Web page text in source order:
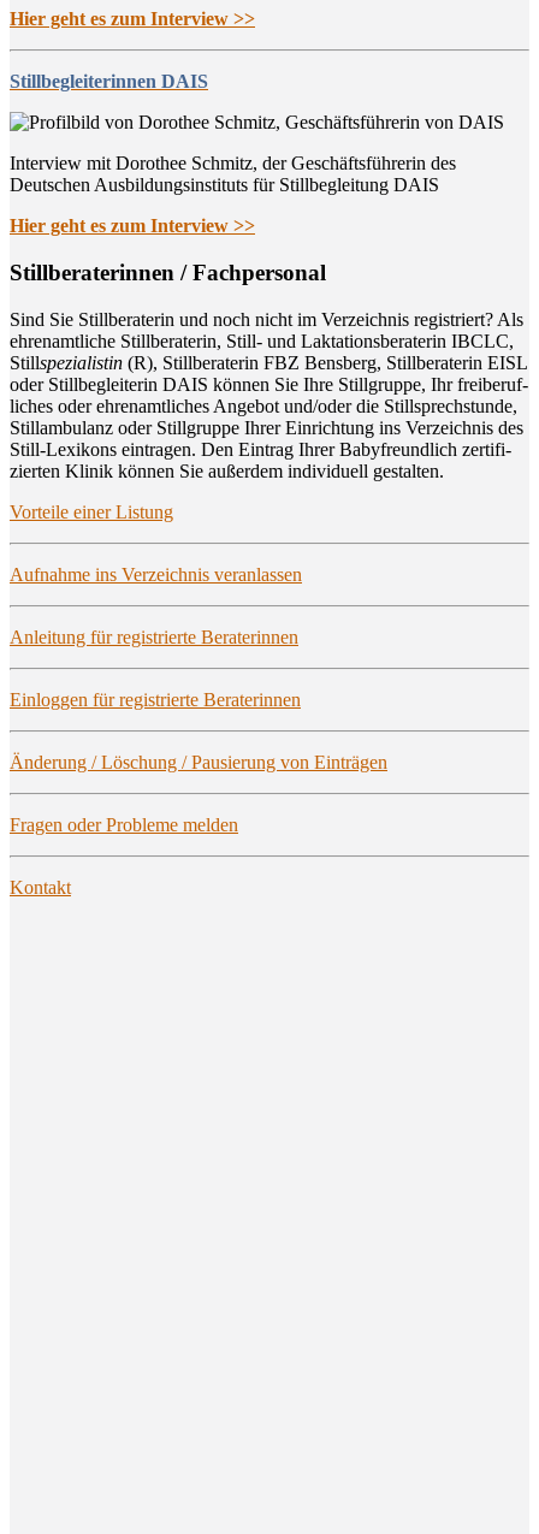
Hier geht es zum Interview >>
Stillbegleiterinnen DAIS
Interview mit Dorothee Schmitz, der Geschäftsführerin des
Deutschen Ausbildungsinstituts für Stillbegleitung DAIS
Hier geht es zum Interview >>
Still­be­ra­te­rin­nen / Fachpersonal
Sind Sie Still­be­ra­te­rin und noch nicht im Ver­zeich­nis regis­triert? Als
ehren­amt­li­che Still­be­ra­te­rin, Still- und Lak­ta­ti­ons­be­ra­te­rin IBCLC,
Stillspe­zia­lis­tin (R), Still­be­ra­te­rin FBZ Bens­berg, Still­be­ra­te­rin EISL
oder Still­be­glei­te­rin DAIS kön­nen Sie Ihre Still­grup­pe, Ihr frei­be­ruf­
li­ches oder ehren­amt­li­ches Ange­bot und/oder die Still­sprech­stun­de,
Still­am­bu­lanz oder Still­grup­pe Ihrer Ein­rich­tung ins Ver­zeich­nis des
Still-Lexi­kons ein­tra­gen. Den Ein­trag Ihrer Baby­freund­lich zer­ti­fi­
zier­ten Kli­nik kön­nen Sie außer­dem indi­vi­du­ell gestalten.
Vor­tei­le einer Listung
Auf­nah­me ins Ver­zeich­nis veranlassen
Anlei­tung für regis­trier­te Beraterinnen
Ein­log­gen für regis­trier­te Beraterinnen
Ände­rung / Löschung / Pau­sie­rung von Einträgen
Fra­gen oder Pro­ble­me melden
Kon­takt